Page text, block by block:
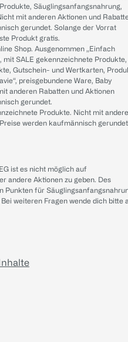
Säuglingsanfangsnahrung,
mit anderen Aktionen und
gerundet. Solange der Vorrat
Produkt gratis.
Shop. Ausgenommen „Einfach
SALE gekennzeichnete Produkte,
Gutschein- und Wertkarten,
preisgebundene Ware, Baby
anderen Rabatten und Aktionen
gerundet.
Produkte. Nicht mit
werden kaufmännisch
ist es nicht möglich auf
andere Aktionen zu geben. Des
Punkten für
Bei weiteren Fragen wende dich bitte